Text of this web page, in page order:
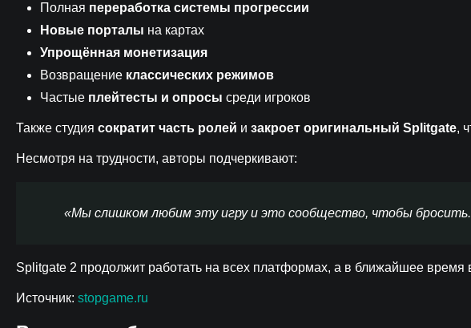
Полная переработка системы прогрессии
Новые порталы на картах
Упрощённая монетизация
Возвращение классических режимов
Частые плейтесты и опросы среди игроков
Также студия сократит часть ролей и закроет оригинальный Splitgate,
Несмотря на трудности, авторы подчеркивают:
«Мы слишком любим эту игру и это сообщество, чтобы
Splitgate 2 продолжит работать на всех платформах, а в ближайшее время
Источник: stopgame.ru